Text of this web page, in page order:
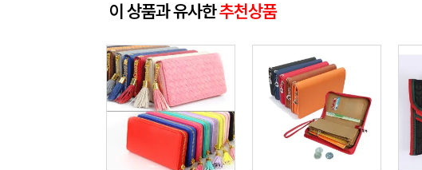
이 상품과 유사한추천상품